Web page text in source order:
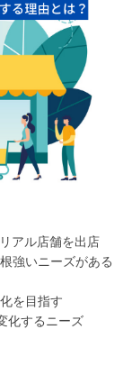
アル店舗を出店
強いニーズがある
を目指す
化するニーズ